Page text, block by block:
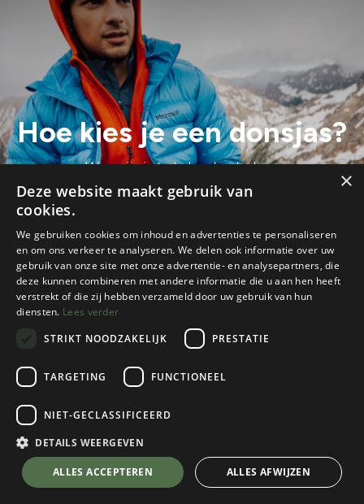
Hoe kies je een donsjas?
Wegwijs in het donslandschap.
Alle blogs Tips & Advies
Er is veel interesse voor donskledij. Het
drielagensysteem is bij de meeste mensen reeds
gekend en ook membranen als Gore-Tex en
×
Deze website maakt gebruik van
cookies.
We gebruiken cookies om inhoud en advertenties te personaliseren
en om ons verkeer te analyseren. We delen ook informatie over uw
gebruik van onze site met onze advertentie- en analysepartners, die
deze kunnen combineren met andere informatie die u aan hen heeft
verstrekt of die zij hebben verzameld door uw gebruik van hun
diensten. Lees verder
STRIKT NOODZAKELIJK
PRESTATIE
TARGETING FUNCTIONEEL
NIET-GECLASSIFICEERD
DETAILS WEERGEVEN
ALLES ACCEPTEREN ALLES AFWIJZEN